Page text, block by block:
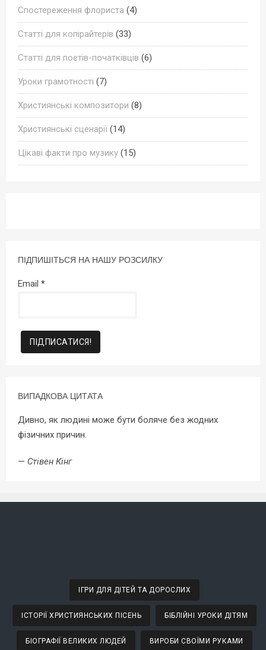
Спостереження флориста (4)
Статті для копірайтерів (33)
Статті для поетів-початківців (6)
Уроки грамотності (7)
Християнські композитори (8)
Християнські сценарії (14)
Цікаві факти про музику (15)
ПІДПИШІТЬСЯ НА НАШУ РОЗСИЛКУ
Email *
ВИПАДКОВА ЦИТАТА
ІГРИ ДЛЯ ДІТЕЙ ТА ДОРОСЛИХ
ІСТОРІЇ ХРИСТИЯНСЬКИХ ПІСЕНЬ БІБЛІЙНІ УРОКИ ДІТЯМ
БІОГРАФІЇ ВЕЛИКИХ ЛЮДЕЙ ВИРОБИ СВОЇМИ РУКАМИ